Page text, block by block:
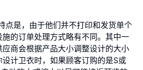
点是，由于他们并不打印和发货单个
的订单处理方式略有不同。其中一
商会根据产品大小调整设计的大小
设计卫衣时，如果顾客订购的是S或